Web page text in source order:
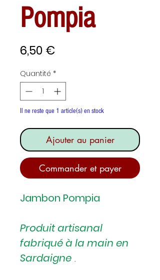
Pompia
6,50 €
Quantité *
Il ne reste que 1 article(s) en stock
Ajouter au panier
Commander et payer
Jambon Pompia
Produit artisanal
fabriqué à la main en
Sardaigne .